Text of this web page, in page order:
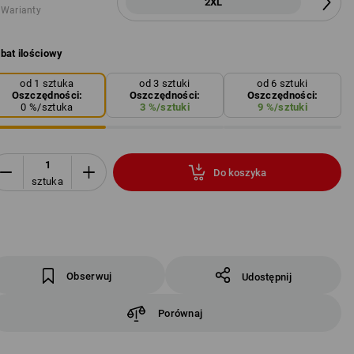
ilościowy
od 1 sztuka
Oszczędności:
0 %/sztuka
od 3 sztuki
Oszczędności:
3 %/sztuki
od 6 sztuki
Oszczędności:
9 %/sztuki
sztuka
Do koszyka
Obserwuj Udostępnij
Porównaj